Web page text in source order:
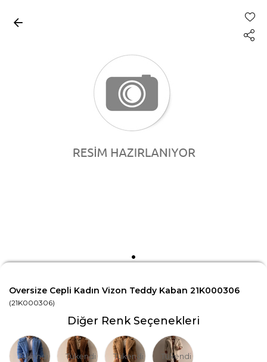
Oversize Cepli Kadın Vizon Teddy Kaban 21K000306
(21K000306)
Diğer Renk Seçenekleri
Tükendi Tükendi Tükendi Tükendi